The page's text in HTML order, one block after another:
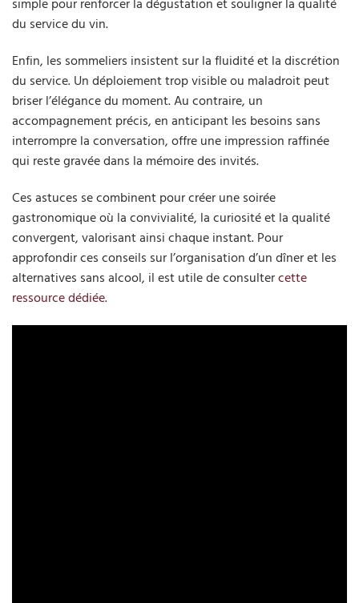
simple pour renforcer la dégustation et souligner la qualité
du service du vin.
Enfin, les sommeliers insistent sur la fluidité et la discrétion
du service. Un déploiement trop visible ou maladroit peut
briser l’élégance du moment. Au contraire, un
accompagnement précis, en anticipant les besoins sans
interrompre la conversation, offre une impression raffinée
qui reste gravée dans la mémoire des invités.
Ces astuces se combinent pour créer une soirée
gastronomique où la convivialité, la curiosité et la qualité
convergent, valorisant ainsi chaque instant. Pour
approfondir ces conseils sur l’organisation d’un dîner et les
alternatives sans alcool, il est utile de consultercette
ressource dédiée.